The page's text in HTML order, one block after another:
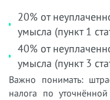
20% от
умысла (пункт 1
40% от
умысла (пункт 3
Важно понимать:
налога по